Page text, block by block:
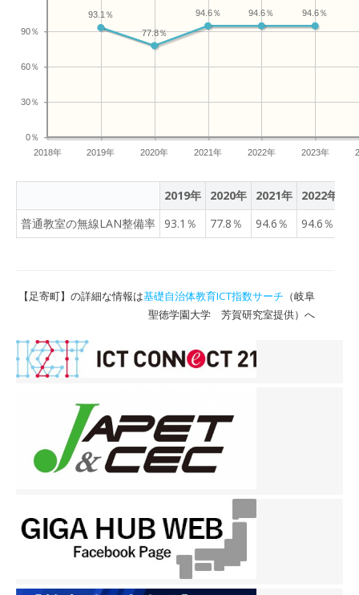
2018年 2019年 2020年 2021年 2022年 2023年
0％
30％
60％
90％
94.6％
94.6％
94.6％
77.8％
93.1％
2019年 2020年 2021年 2022年
普通教室の無線LAN整備率
93.1％ 77.8％ 94.6％ 94.6％
【足寄町】の詳細な情報は基礎自治体教育ICT指数サーチ （岐阜
聖徳学園大学 芳賀研究室提供）へ